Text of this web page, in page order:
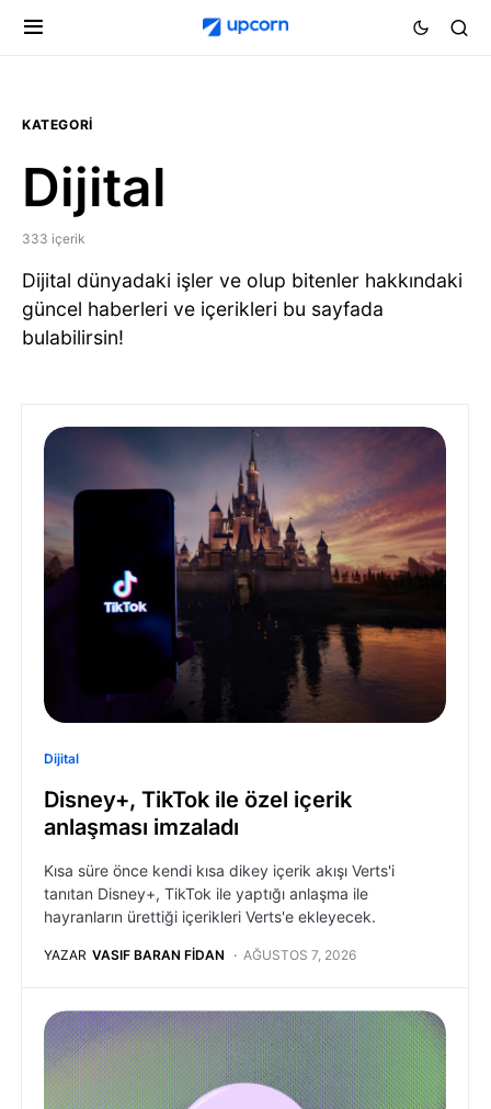
KATEGORI
Dijital
333 içerik
Dijital dünyadaki işler ve olup bitenler hakkındaki
güncel haberleri ve içerikleri bu sayfada
bulabilirsin!
Dijital
Disney+, TikTok ile özel içerik
anlaşması imzaladı
Kısa süre önce kendi kısa dikey içerik akışı Verts'i
tanıtan Disney+, TikTok ile yaptığı anlaşma ile
hayranların ürettiği içerikleri Verts'e ekleyecek.
YAZAR VASIF BARAN FIDAN AĞUSTOS 7, 2026